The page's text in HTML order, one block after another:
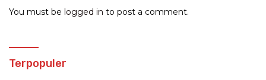
You must be logged in to post a comment.
Terpopuler